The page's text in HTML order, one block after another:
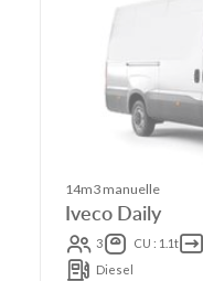
14m3 manuelle
Iveco Daily
3 CU : 1.1t
Diesel